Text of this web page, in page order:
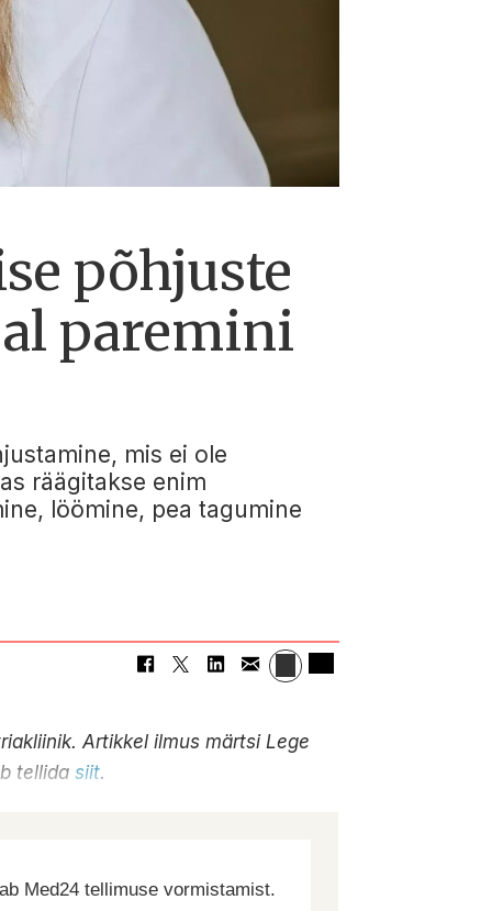
põhjuste
paremini
mis ei ole
räägitakse enim
löömine, pea tagumine
Artikkel ilmus märtsi Lege
tellidasiit.
Med24 tellimuse vormistamist.